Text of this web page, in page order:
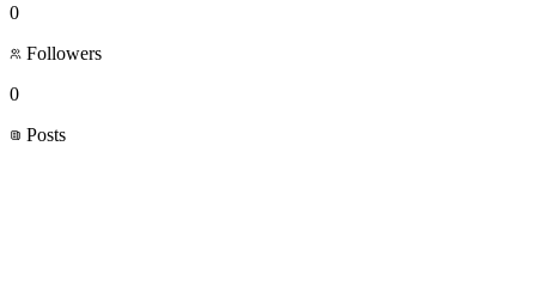
0
Followers
0
Posts